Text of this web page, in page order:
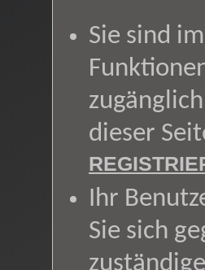
Sie sind
dieser
Ihr
Sie sich